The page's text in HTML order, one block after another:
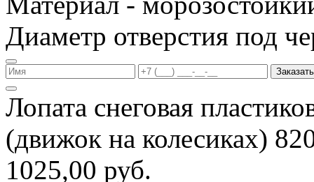
Диаметр отверстия под
Заказать
Лопата снеговая
(движок на колесиках)
1025,00 руб.